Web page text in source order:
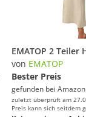
von EMATOP
Bester Preis
gefunden bei Amazon
zuletzt überprüft am
Preis kann sich seitdem